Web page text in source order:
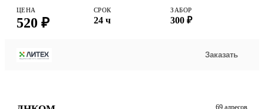
ЦЕНА
520 ₽
СРОК
24 ч
ЗАБОР
300 ₽
Заказать
69 адресов